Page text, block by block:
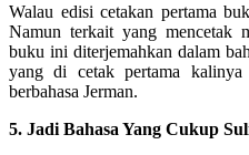
Walau edisi cetakan pertama
Namun terkait yang mencetak
buku ini diterjemahkan dalam
yang di cetak pertama
berbahasa Jerman.
5. Jadi Bahasa Yang Cukup